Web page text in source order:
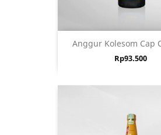
Anggur Kolesom Cap
Harga
Rp93.500